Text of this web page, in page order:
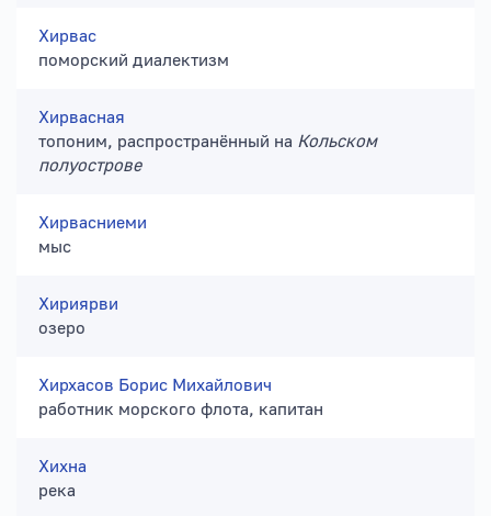
Хирвас
поморский диалектизм
Хирвасная
топоним, распространённый на Кольском
полуострове
Хирвасниеми
мыс
Хириярви
озеро
Хирхасов Борис Михайлович
работник морского флота, капитан
Хихна
река